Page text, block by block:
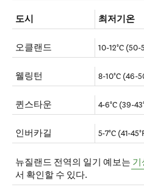
도시 최저기온
오클랜드 10-12°C (50-
웰링턴 8-10°C (46-
퀸스타운 4-6°C (39-
인버카길 5-7°C (41-
뉴질랜드 전역의 일기 예보는 기
서 확인할 수 있다.